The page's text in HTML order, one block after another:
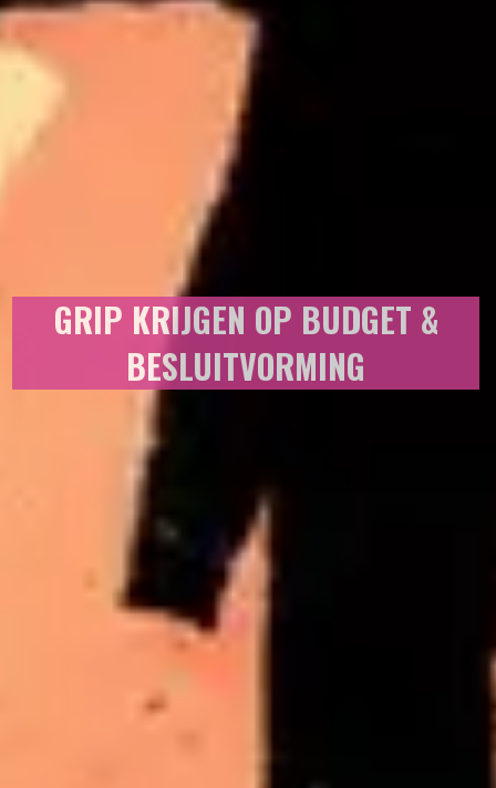
GRIP KRIJGEN OP BUDGET &
BESLUITVORMING